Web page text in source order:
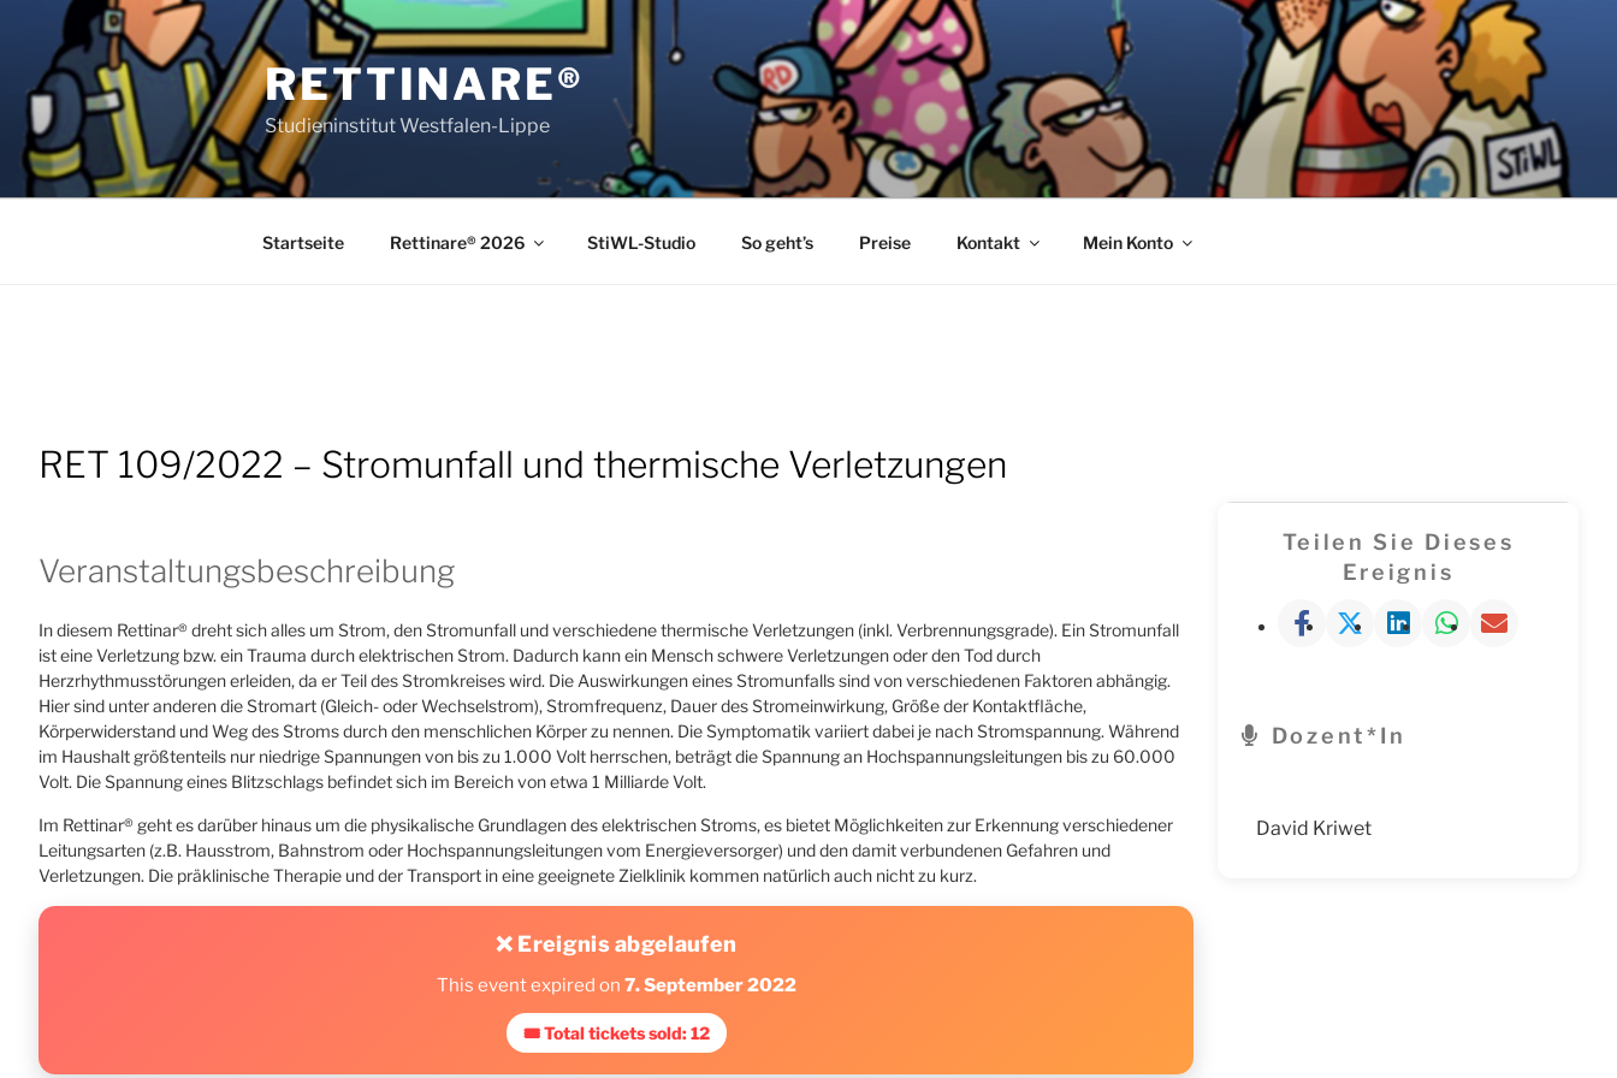
springen
RETTINARE®
Studieninstitut Westfalen-Lippe
Startseite Rettinare® 2026 StiWL-Studio So geht’s Preise Kontakt Mein Konto
RET 109/2022 – Stromunfall und thermische Verletzungen
Veranstaltungsbeschreibung
In diesem Rettinar® dreht sich alles um Strom, den Stromunfall und verschiedene thermische Verletzungen (inkl. Verbrennungsgrade). Ein Stromunfall
ist eine Verletzung bzw. ein Trauma durch elektrischen Strom. Dadurch kann ein Mensch schwere Verletzungen oder den Tod durch
Herzrhythmusstörungen erleiden, da er Teil des Stromkreises wird. Die Auswirkungen eines Stromunfalls sind von verschiedenen Faktoren abhängig.
Hier sind unter anderen die Stromart (Gleich- oder Wechselstrom), Stromfrequenz, Dauer des Stromeinwirkung, Größe der Kontaktfläche,
Körperwiderstand und Weg des Stroms durch den menschlichen Körper zu nennen. Die Symptomatik variiert dabei je nach Stromspannung. Während
im Haushalt größtenteils nur niedrige Spannungen von bis zu 1.000 Volt herrschen, beträgt die Spannung an Hochspannungsleitungen bis zu 60.000
Volt. Die Spannung eines Blitzschlags befindet sich im Bereich von etwa 1 Milliarde Volt.
Im Rettinar® geht es darüber hinaus um die physikalische Grundlagen des elektrischen Stroms, es bietet Möglichkeiten zur Erkennung verschiedener
Leitungsarten (z.B. Hausstrom, Bahnstrom oder Hochspannungsleitungen vom Energieversorger) und den damit verbundenen Gefahren und
Verletzungen. Die präklinische Therapie und der Transport in eine geeignete Zielklinik kommen natürlich auch nicht zu kurz.
❌ Ereignis abgelaufen
This event expired on 7. September 2022
🎟 Total tickets sold: 12
Teilen Sie Dieses
Ereignis
Dozent*in
David Kriwet